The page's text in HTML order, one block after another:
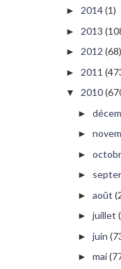
► 2014(1)
► 2013
► 2012 (68)
► 2011
▼ 2010
►
►
►
►
► août
► juillet
► juin
► mai